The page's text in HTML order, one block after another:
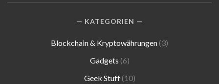
KATEGORIEN
Blockchain & Kryptowährungen (3)
Gadgets (6)
Geek Stuff(10)